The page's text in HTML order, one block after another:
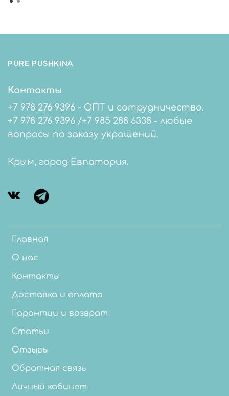
PURE PUSHKINA
Главная
О нас
Контакты
Доставка и оплата
Гарантии и возврат
Статьи
Отзывы
Обратная связь
Личный кабинет
Контакты
+7 978 276 9396 - ОПТ и сотрудничество.
+7 978 276 9396 /+7 985 288 6338 - любые
вопросы по заказу украшений.
Крым, город Евпатория.